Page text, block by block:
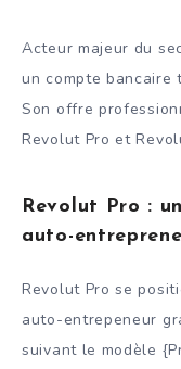
Acteur majeur du
un compte bancaire
Son offre
Revolut Pro et
Revolut Pro :
auto-
Revolut Pro se
auto-entrepeneur
suivant le modèle